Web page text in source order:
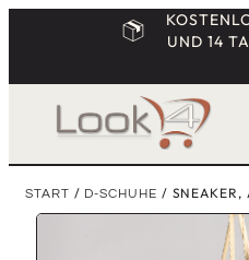
UND 14
START / D-SCHUHE / SNEAKER,